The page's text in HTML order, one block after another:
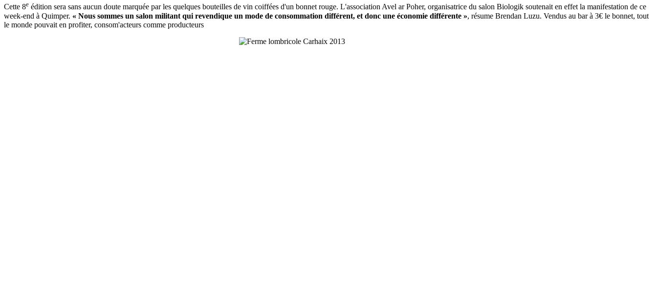
Cette 8e édition sera sans aucun doute marquée par les quelques bouteilles de vin coiffées d'un bonnet rouge. L'association Avel ar Poher, organisatrice du salon Biologik soutenait en effet la manifestation de ce
week-end à Quimper. « Nous sommes un salon militant qui revendique un mode de consommation différent, et donc une économie différente », résume Brendan Luzu. Vendus au bar à 3€ le bonnet, tout
le monde pouvait en profiter, consom'acteurs comme producteurs